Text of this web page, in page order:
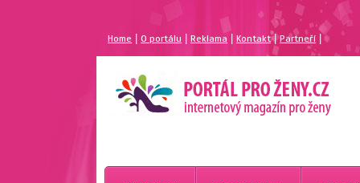
Home |O portálu Reklama Kontakt| Partneří
MAGAZÍN PRO ŽENY
PORTÁL PRO ŽENY.CZ